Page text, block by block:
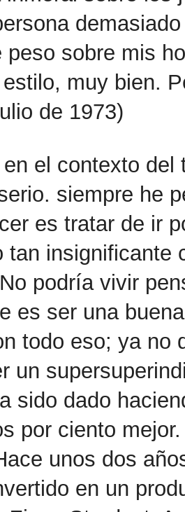
peso sobre mis
muy bien.
de 1973)
el contexto
siempre he
es tratar de ir
tan insignificante
podría vivir
es ser una
todo eso; ya no
un
sido dado
por ciento
unos dos
en un